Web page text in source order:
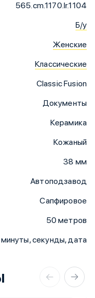
565.cm.1170.lr.1104
Б/у
Женские
Классические
Classic Fusion
Документы
Керамика
Кожаный
38 мм
Автоподзавод
Сапфировое
50 метров
секунды, дата